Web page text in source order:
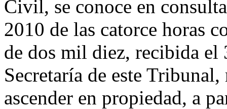
Civil, se conoce en
2010 de las catorce horas
de dos mil diez, recibida el
Secretaría de este
ascender en propiedad, a